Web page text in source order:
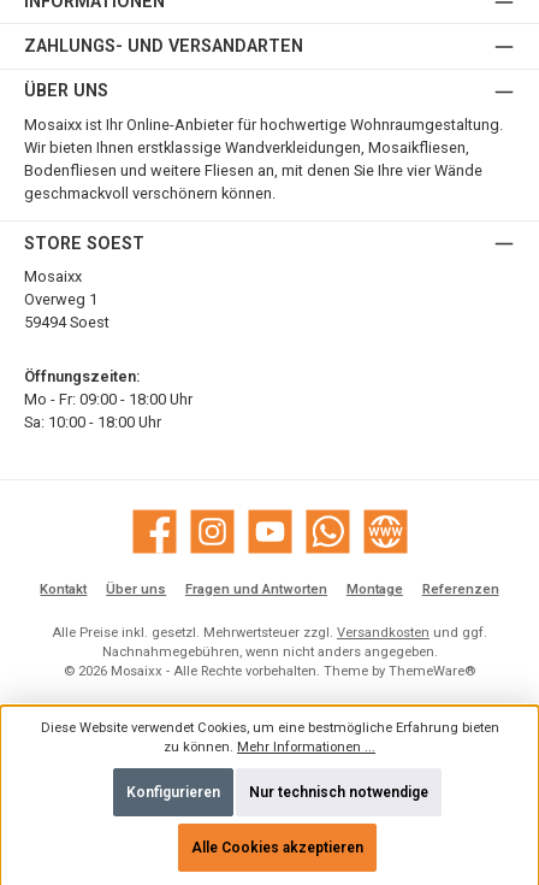
ZAHLUNGS- UND VERSANDARTEN
ÜBER UNS
Mosaixx ist Ihr Online-Anbieter für hochwertige Wohnraumgestaltung.
Wir bieten Ihnen erstklassige Wandverkleidungen, Mosaikfliesen,
Bodenfliesen und weitere Fliesen an, mit denen Sie Ihre vier Wände
geschmackvoll verschönern können.
STORE SOEST
Mosaixx
Overweg 1
59494 Soest
Öffnungszeiten:
Mo - Fr: 09:00 - 18:00 Uhr
Sa: 10:00 - 18:00 Uhr
Facebook Instagram YouTube WhatsApp Website
Kontakt Über uns Fragen und Antworten Montage Referenzen
Alle Preise inkl. gesetzl. Mehrwertsteuer zzgl. Versandkosten und ggf.
Nachnahmegebühren, wenn nicht anders angegeben.
© 2026 Mosaixx - Alle Rechte vorbehalten. Theme by ThemeWare®
Diese Website verwendet Cookies, um eine bestmögliche Erfahrung bieten
zu können. Mehr Informationen ...
Nur technisch notwendige
Konfigurieren
Alle Cookies akzeptieren